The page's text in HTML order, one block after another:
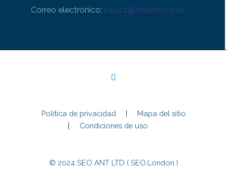
Correo electrónico: lukasz@zelezny.co.uk
Política de privacidad
Mapa del sitio
Condiciones de uso
© 2024 SEO ANT LTD ( SEO.London )